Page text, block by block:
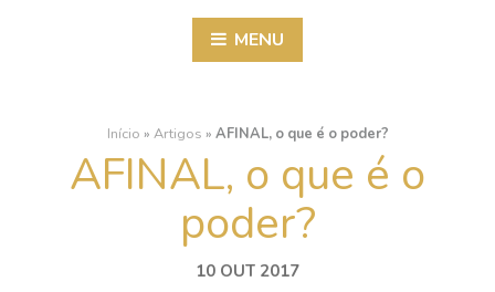
MENU
Início » Artigos » AFINAL, o que é o poder?
AFINAL, o que é o
poder?
10 OUT 2017